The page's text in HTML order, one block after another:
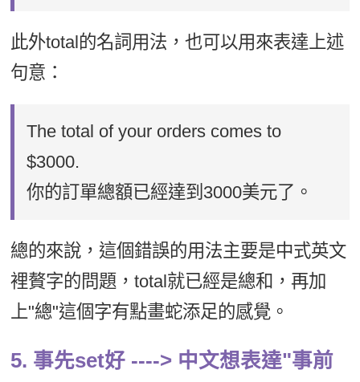
此外total的名詞用法，也可以用來表達上述
句意：
The total of your orders comes to
$3000.
你的訂單總額已經達到3000美元了。
總的來說，這個錯誤的用法主要是中式英文
裡贅字的問題，total就已經是總和，再加
上"總"這個字有點畫蛇添足的感覺。
5. 事先set好 ----> 中文想表達"事前